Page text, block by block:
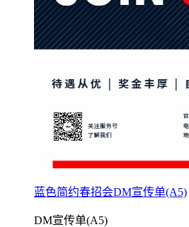
蓝色简约春招会DM宣传单(A5)
DM宣传单(A5)